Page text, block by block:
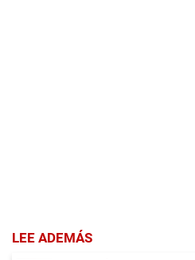
LEE ADEMÁS